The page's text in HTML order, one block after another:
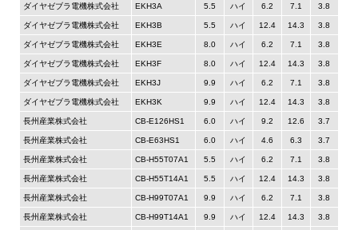
ダイヤゼブラ電機株式会社 EKH3A 5.5 ハイ 6.2 7.1 3.8
ダイヤゼブラ電機株式会社 EKH3B 5.5 ハイ 12.4 14.3 3.8
ダイヤゼブラ電機株式会社 EKH3E 8.0 ハイ 6.2 7.1 3.8
ダイヤゼブラ電機株式会社 EKH3F 8.0 ハイ 12.4 14.3 3.8
ダイヤゼブラ電機株式会社 EKH3J 9.9 ハイ 6.2 7.1 3.8
ダイヤゼブラ電機株式会社 EKH3K 9.9 ハイ 12.4 14.3 3.8
長州産業株式会社 CB-E126HS1 6.0 ハイ 9.2 12.6 3.7
長州産業株式会社 CB-E63HS1 6.0 ハイ 4.6 6.3 3.7
長州産業株式会社 CB-H55T07A1 5.5 ハイ 6.2 7.1 3.8
長州産業株式会社 CB-H55T14A1 5.5 ハイ 12.4 14.3 3.8
長州産業株式会社 CB-H99T07A1 9.9 ハイ 6.2 7.1 3.8
長州産業株式会社 CB-H99T14A1 9.9 ハイ 12.4 14.3 3.8